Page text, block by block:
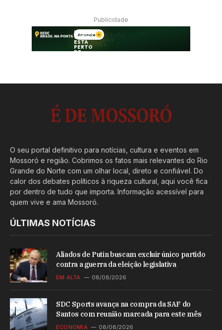
Publicidade
O seu portal definitivo para notícias, cultura e eventos em
Mossoró e região. Cobrimos os fatos mais relevantes do Rio
Grande do Norte com um olhar local, direto e confiável. Do
calor dos debates políticos à riqueza cultural, aqui você fica
por dentro de tudo que importa. Informação acessível para
quem vive e ama Mossoró.
ÚLTIMAS NOTÍCIAS
Aliados de Putin buscam excluir único partido
contra a guerra da eleição legislativa
EM ALTA 08/08/2026
SDC Sports avança na compra da SAF do
Santos com reunião marcada para este mês
ECONOMIA 08/08/2026